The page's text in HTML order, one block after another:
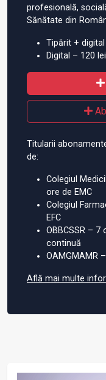
profesională,
Sănătate din
Tipărit +
Digital – 120 lei
Titularii
de:
Colegiul
ore de EMC
Colegiul
EFC
OBBCSSR –
continuă
OAMGMAMR
Află mai multe